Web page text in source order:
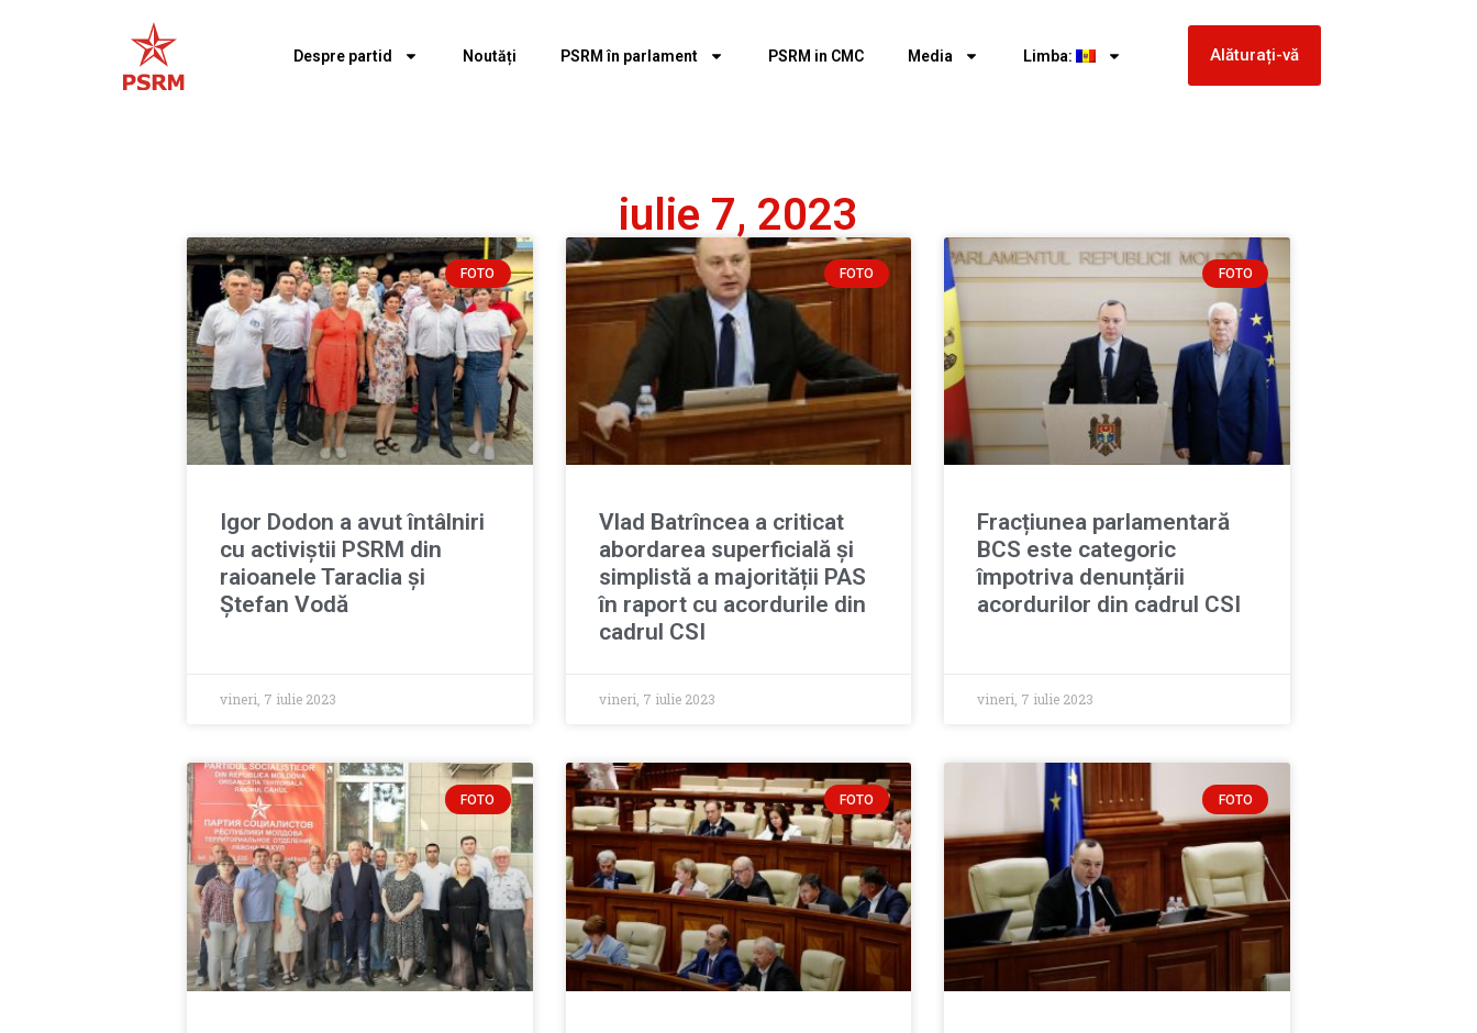
Despre partid Noutăți PSRM în parlament PSRM in CMC Media Limba: Alăturați-vă
iulie 7, 2023
FOTO
Igor Dodon a avut întâlniri
cu activiștii PSRM din
raioanele Taraclia și
Ștefan Vodă
vineri, 7 iulie 2023
FOTO
Vlad Batrîncea a criticat
abordarea superficială și
simplistă a majorității PAS
în raport cu acordurile din
cadrul CSI
vineri, 7 iulie 2023
FOTO
Fracțiunea parlamentară
BCS este categoric
împotriva denunțării
acordurilor din cadrul CSI
vineri, 7 iulie 2023
FOTO FOTO FOTO